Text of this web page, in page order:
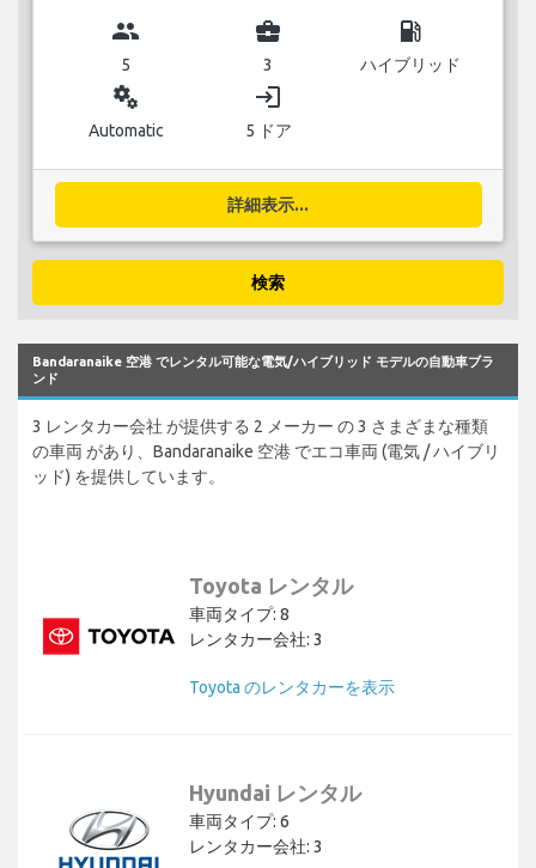
group
5
business_center
3
local_gas_station
ハイブリッド
miscellaneous_services
Automatic
login
5 ドア
詳細表示...
検索
Bandaranaike 空港 でレンタル可能な電気/ハイブリッド モデルの自動車ブラ
ンド
3 レンタカー会社 が提供する 2 メーカー の 3 さまざまな種類
の車両 があり、Bandaranaike 空港 でエコ車両 (電気 / ハイブリ
ッド) を提供しています。
Toyota レンタル
車両タイプ: 8
レンタカー会社: 3
Toyota のレンタカーを表示
Hyundai レンタル
車両タイプ: 6
レンタカー会社: 3